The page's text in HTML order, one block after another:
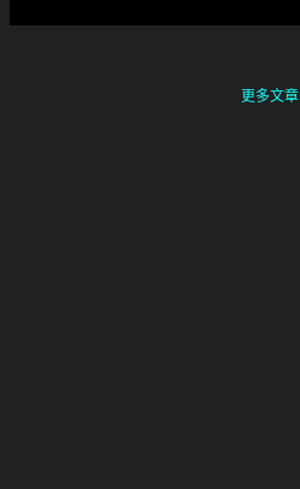
更多文章